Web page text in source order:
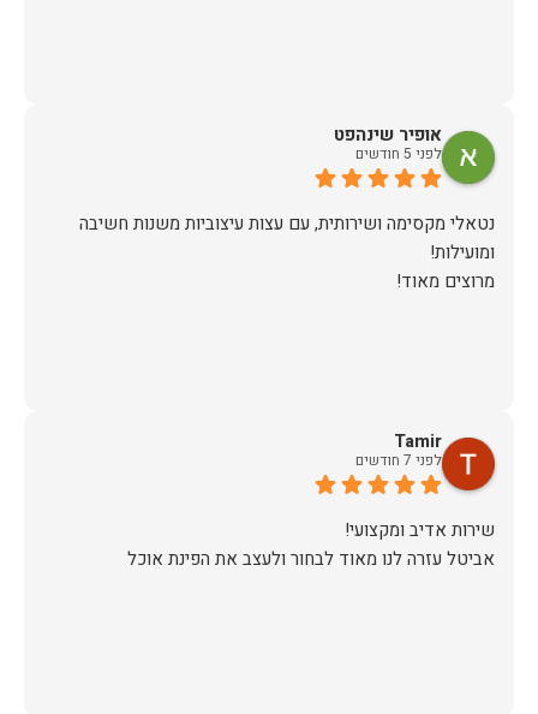
אופיר שינהפט
לפני 5 חודשים
נטאלי מקסימה ושירותית, עם עצות עיצוביות משנות חשיבה
מרוצים מאוד!
Tamir
לפני 7 חודשים
אביטל עזרה לנו מאוד לבחור ולעצב את הפינת אוכל